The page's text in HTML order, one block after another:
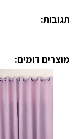
תגובות:
מוצרים דומים: